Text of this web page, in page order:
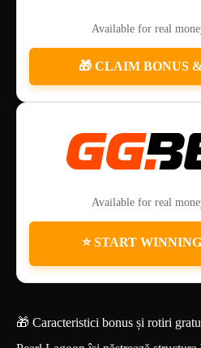
Available for real
🎁 CLAIM BONUS
Available for real
⭐ START
🎁 Caracteristici bonus și rotiri